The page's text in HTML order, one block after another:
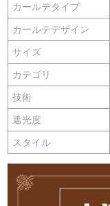
カールテタイプ
カールテデザイン
サイズ
カテゴリ
技術
遮光度
スタイル